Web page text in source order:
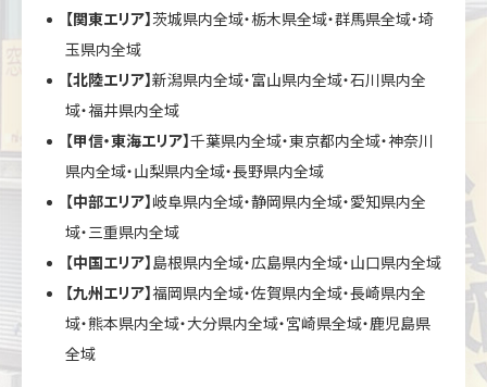
【関東エリア】茨城県内全域・栃木県全域・群馬県全域・埼
玉県内全域
【北陸エリア】新潟県内全域・富山県内全域・石川県内全
域・福井県内全域
【甲信・東海エリア】千葉県内全域・東京都内全域・神奈川
県内全域・山梨県内全域・長野県内全域
【中部エリア】岐阜県内全域・静岡県内全域・愛知県内全
域・三重県内全域
【中国エリア】島根県内全域・広島県内全域・山口県内全域
【九州エリア】福岡県内全域・佐賀県内全域・長崎県内全
域・熊本県内全域・大分県内全域・宮崎県全域・鹿児島県
全域